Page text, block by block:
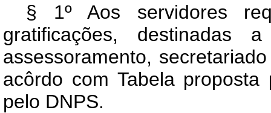
§ 1º Aos servidores
gratificações, destinadas
assessoramento,
acôrdo com Tabela
pelo DNPS.